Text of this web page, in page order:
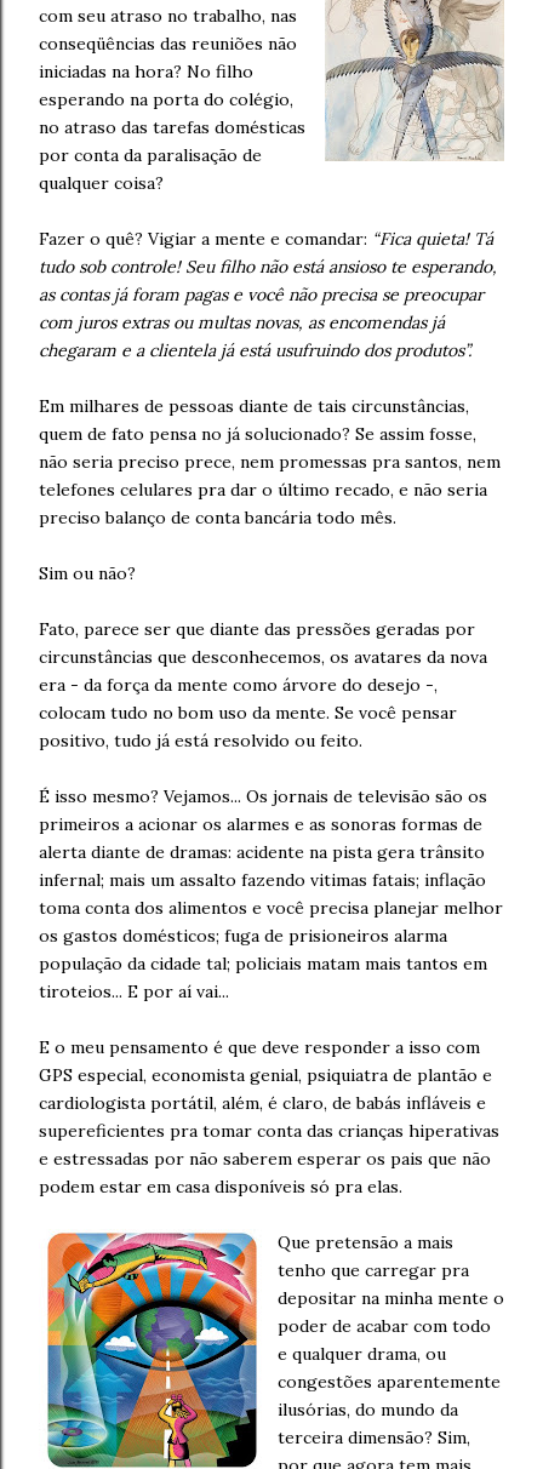
com seu atraso no trabalho, nas
conseqüências das reuniões não
iniciadas na hora? No filho
esperando na porta do colégio,
no atraso das tarefas domésticas
por conta da paralisação de
qualquer coisa?
Fazer o quê? Vigiar a mente e comandar: “Fica quieta! Tá
tudo sob controle! Seu filho não está ansioso te esperando,
as contas já foram pagas e você não precisa se preocupar
com juros extras ou multas novas, as encomendas já
chegaram e a clientela já está usufruindo dos produtos”.
Em milhares de pessoas diante de tais circunstâncias,
quem de fato pensa no já solucionado? Se assim fosse,
não seria preciso prece, nem promessas pra santos, nem
telefones celulares pra dar o último recado, e não seria
preciso balanço de conta bancária todo mês.
Sim ou não?
Fato, parece ser que diante das pressões geradas por
circunstâncias que desconhecemos, os avatares da nova
era - da força da mente como árvore do desejo -,
colocam tudo no bom uso da mente. Se você pensar
positivo, tudo já está resolvido ou feito.
É isso mesmo? Vejamos... Os jornais de televisão são os
primeiros a acionar os alarmes e as sonoras formas de
alerta diante de dramas: acidente na pista gera trânsito
infernal; mais um assalto fazendo vitimas fatais; inflação
toma conta dos alimentos e você precisa planejar melhor
os gastos domésticos; fuga de prisioneiros alarma
população da cidade tal; policiais matam mais tantos em
tiroteios... E por aí vai...
E o meu pensamento é que deve responder a isso com
GPS especial, economista genial, psiquiatra de plantão e
cardiologista portátil, além, é claro, de babás infláveis e
supereficientes pra tomar conta das crianças hiperativas
e estressadas por não saberem esperar os pais que não
podem estar em casa disponíveis só pra elas.
Que pretensão a mais
tenho que carregar pra
depositar na minha mente o
poder de acabar com todo
e qualquer drama, ou
congestões aparentemente
ilusórias, do mundo da
terceira dimensão? Sim,